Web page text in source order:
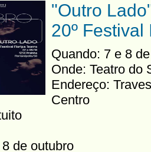
"Outro
20º
Quando: 7 e 8
Onde: Teatro do
Endereço:
Centro
de outubro